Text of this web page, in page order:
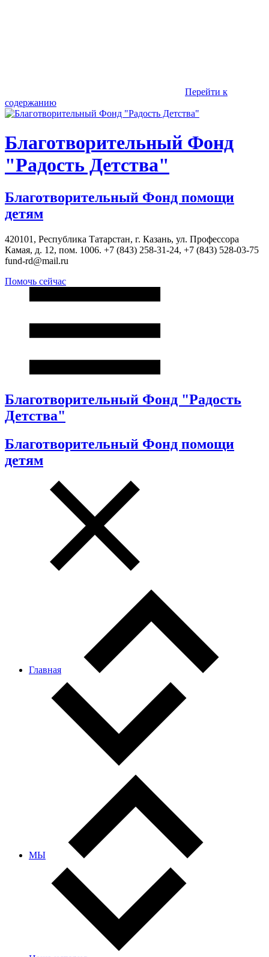
Перейти к
содержанию
Благотворительный Фонд
"Радость Детства"
Благотворительный Фонд помощи
детям
420101, Республика Татарстан, г. Казань, ул. Профессора
Камая, д. 12, пом. 1006. +7 (843) 258-31-24, +7 (843) 528-03-75
fund-rd@mail.ru
Помочь сейчас
Благотворительный Фонд "Радость
Детства"
Благотворительный Фонд помощи
детям
Главная
МЫ